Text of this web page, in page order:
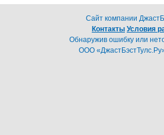
Cайт компании
Контакты Условия
Обнаружив ошибку или
ООО